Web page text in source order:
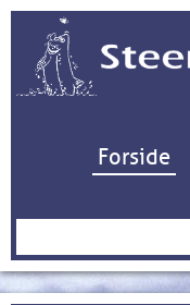
Forside
Søg